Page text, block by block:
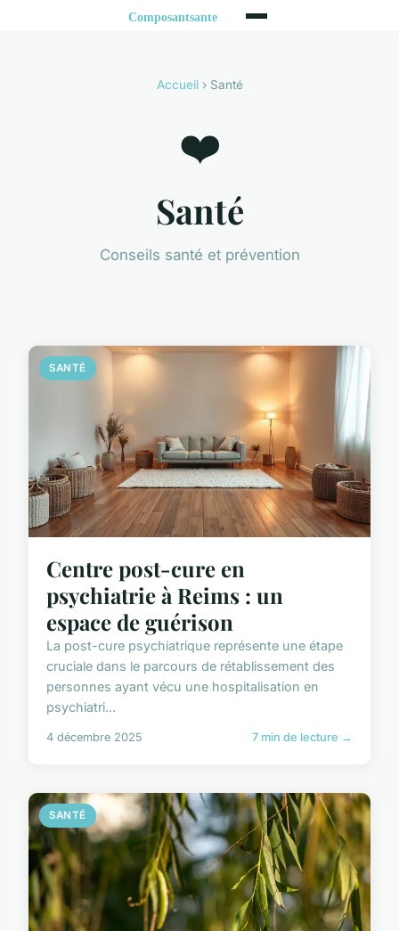
Accueil› Santé
❤️
Santé
Conseils santé et prévention
SANTÉ
Centre post-cure en
psychiatrie à Reims : un
espace de guérison
La post-cure psychiatrique représente une étape
cruciale dans le parcours de rétablissement des
personnes ayant vécu une hospitalisation en
psychiatri...
4 décembre 2025 7 min de lecture →
SANTÉ